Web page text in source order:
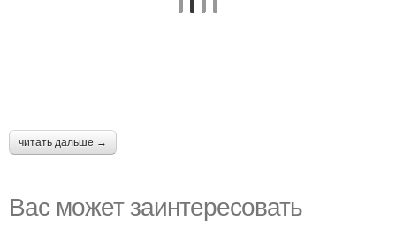
читать дальше →
Вас может заинтересовать